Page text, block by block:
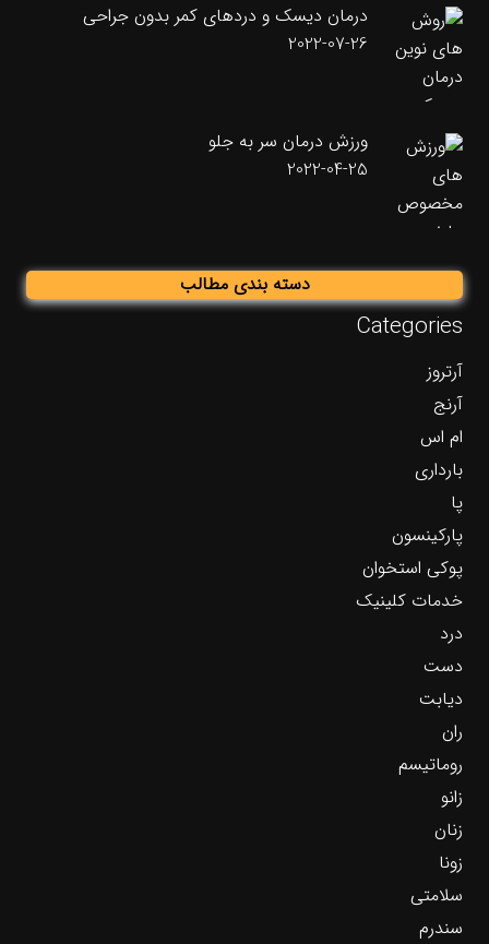
درمان دیسک و دردهای کمر بدون جراحی
2022-07-26
ورزش درمان سر به جلو
2022-04-25
دسته بندی مطالب
Categories
آرتروز
آرنج
ام اس
بارداری
پا
پارکینسون
پوکی استخوان
خدمات کلینیک
درد
دست
دیابت
ران
روماتیسم
زانو
زنان
زونا
سلامتی
سندرم